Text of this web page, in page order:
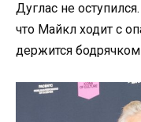
Дуглас не
что Майкл ходит с
держится